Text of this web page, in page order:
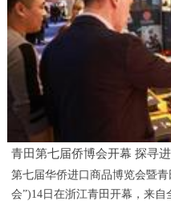
青田第七届侨博会开幕 探寻
第七届华侨进口商品博览会暨
会”)14日在浙江青田开幕，来